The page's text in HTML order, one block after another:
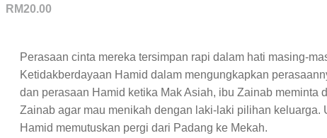
RM20.00
Perasaan cinta mereka tersimpan rapi dalam hati masing-
Ketidakberdayaan Hamid dalam mengungkapkan
dan perasaan Hamid ketika Mak Asiah, ibu Zainab meminta
Zainab agar mau menikah dengan laki-laki pilihan keluarga.
Hamid memutuskan pergi dari Padang ke Mekah.